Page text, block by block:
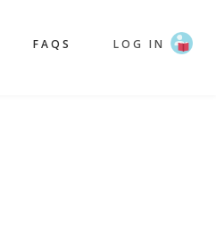
FAQS LOG IN